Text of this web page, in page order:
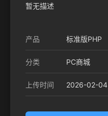
暂无描述
产品 标准版PHP
分类 PC商城
上传时间 2026-02-04